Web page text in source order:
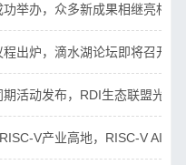
举办，众多新成果相继亮相(
出炉，滴水湖论坛即将召开(
活动发布，RDI生态联盟光谷
V产业高地，RISC-V AI指